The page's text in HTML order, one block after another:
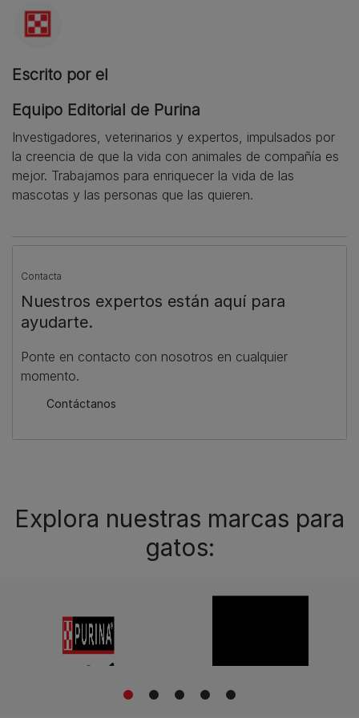
Escrito por el
Equipo Editorial de Purina
Investigadores, veterinarios y expertos, impulsados por
la creencia de que la vida con animales de compañía es
mejor. Trabajamos para enriquecer la vida de las
mascotas y las personas que las quieren.
Contacta
Nuestros expertos están aquí para
ayudarte.
Ponte en contacto con nosotros en cualquier
momento.
Contáctanos
Explora nuestras marcas para
gatos:
1 2 3 4 5